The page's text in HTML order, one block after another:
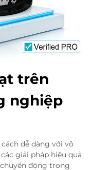
trên
nghiệp
dễ dàng với vô
giải pháp hiệu quả
động trong